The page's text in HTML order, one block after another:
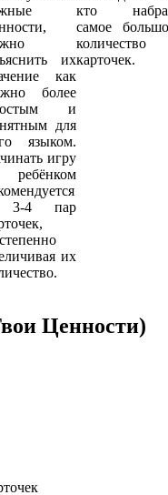
их
как
более
и
для
языком.
игру
4 пар
их
кто
самое
количество
карточек.
Ценности)